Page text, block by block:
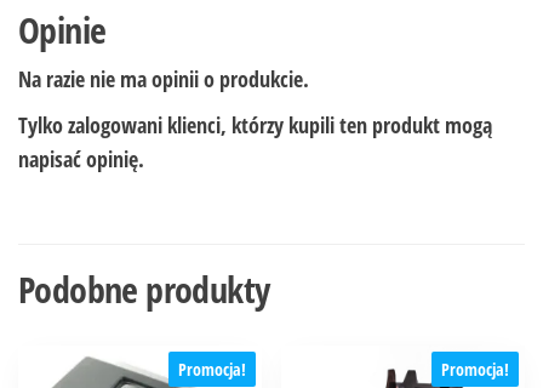
Opinie
Na razie nie ma opinii o produkcie.
Tylko zalogowani klienci, którzy kupili ten produkt mogą
napisać opinię.
Podobne produkty
Promocja! Promocja!